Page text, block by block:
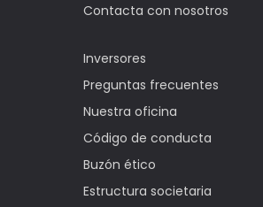
Contacta con nosotros
Inversores
Preguntas frecuentes
Nuestra oficina
Código de conducta
Buzón ético
Estructura societaria